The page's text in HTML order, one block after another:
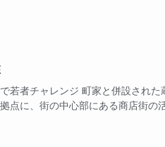
若者チャレンジ 町家と併設され
点に、街の中心部にある商店街の